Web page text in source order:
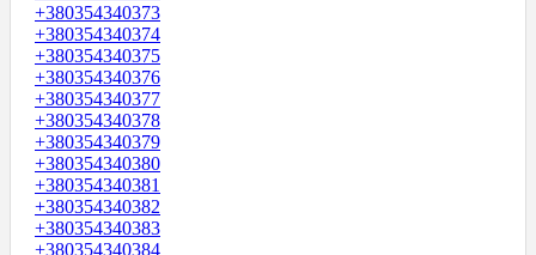
+380354340373
+380354340374
+380354340375
+380354340376
+380354340377
+380354340378
+380354340379
+380354340380
+380354340381
+380354340382
+380354340383
+380354340384